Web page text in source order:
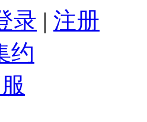
录 | 注册